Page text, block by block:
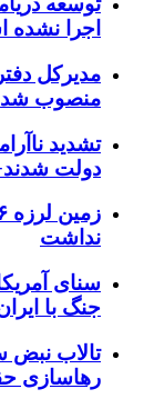
اجرا
مدیرکل
منصوب شد
تشدید
دولت
نداشت
سنای
جنگ با
تالاب نبض
رهاسازی